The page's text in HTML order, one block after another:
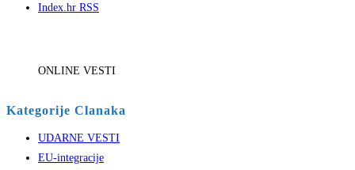
Index.hr RSS
ONLINE VESTI
Kategorije Clanaka
UDARNE VESTI
EU-integracije